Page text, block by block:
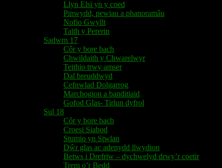
Llyn Elsi yn y coed
Pinwydd, pewiau a phanoramâu
Nofio Gwyllt
Taith y Pererin
Sadwrn 17
Côr y bore bach
Chwildaith y Chwarelwyr
Teithio trwy amser
Dal breuddwyd
Cefnwlad Dolgarrog
Marchogion a banditiaid
Gofod Glas- Tirlun dyfrol
Sul 18
Côr y bore bach
Croesi Siabod
Stumio yn Stwlan
Dŵr glas ac adenydd llwydion
Betws i Drefriw – dychwelyd drwy’r coetir
Trem o’r Bedd